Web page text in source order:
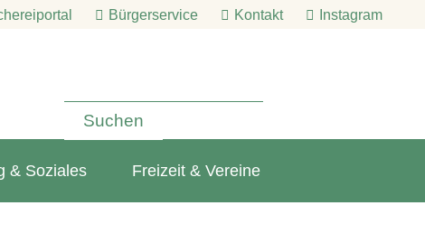
Bürgerservice Kontakt Instagram
& Soziales Freizeit & Vereine